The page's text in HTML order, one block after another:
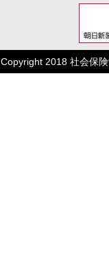
Copyright 2018 社会保